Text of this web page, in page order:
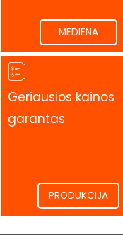
MEDIENA
Geriausios kainos
garantas
.
PRODUKCIJA